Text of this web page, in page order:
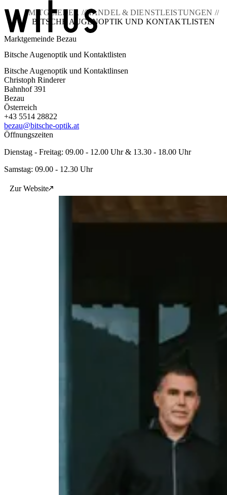
Blog
Über uns
Projekte
Mitglieder
Service
Kontakt
MITGLIEDER //HANDEL & DIENSTLEISTUNGEN //
BITSCHE AUGENOPTIK UND KONTAKTLISTEN
Marktgemeinde Bezau
Bitsche Augenoptik und Kontaktlisten
Bitsche Augenoptik und Kontaktlinsen
Christoph Rinderer
Bahnhof 391
Bezau
Österreich
+43 5514 28822
bezau@bitsche-optik.at
Öffnungszeiten
Dienstag - Freitag: 09.00 - 12.00 Uhr & 13.30 - 18.00 Uhr
Samstag: 09.00 - 12.30 Uhr
Zur Website